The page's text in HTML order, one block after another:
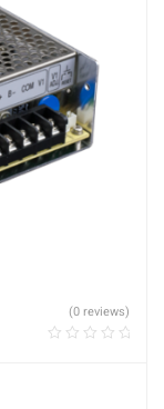
(0 reviews)